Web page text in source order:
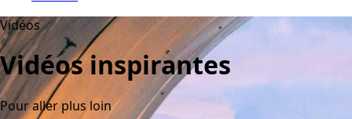
Vidéos
Vidéos inspirantes
Pour aller plus loin